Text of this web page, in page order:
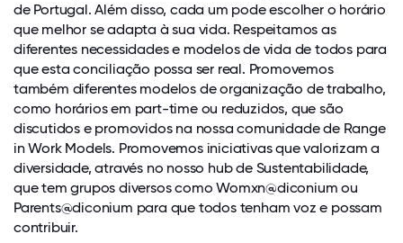
de Portugal. Além disso, cada um pode escolher o horário
que melhor se adapta à sua vida. Respeitamos as
diferentes necessidades e modelos de vida de todos para
que esta conciliação possa ser real. Promovemos
também diferentes modelos de organização de trabalho,
como horários em part-time ou reduzidos, que são
discutidos e promovidos na nossa comunidade de Range
in Work Models. Promovemos iniciativas que valorizam a
diversidade, através no nosso hub de Sustentabilidade,
que tem grupos diversos como Womxn@diconium ou
Parents@diconium para que todos tenham voz e possam
contribuir.